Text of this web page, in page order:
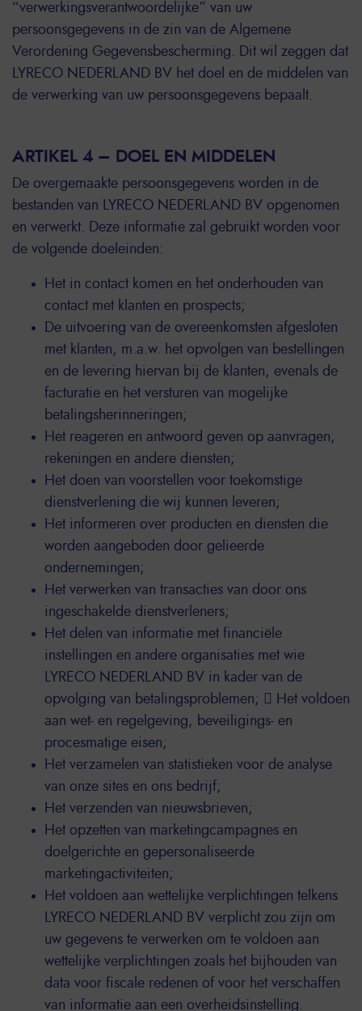
“verwerkingsverantwoordelijke” van uw
persoonsgegevens in de zin van de Algemene
Verordening Gegevensbescherming. Dit wil zeggen dat
LYRECO NEDERLAND BV het doel en de middelen van
de verwerking van uw persoonsgegevens bepaalt.
ARTIKEL 4 – DOEL EN MIDDELEN
De overgemaakte persoonsgegevens worden in de
bestanden van LYRECO NEDERLAND BV opgenomen
en verwerkt. Deze informatie zal gebruikt worden voor
de volgende doeleinden:
Het in contact komen en het onderhouden van
contact met klanten en prospects;
De uitvoering van de overeenkomsten afgesloten
met klanten, m.a.w. het opvolgen van bestellingen
en de levering hiervan bij de klanten, evenals de
facturatie en het versturen van mogelijke
betalingsherinneringen;
Het reageren en antwoord geven op aanvragen,
rekeningen en andere diensten;
Het doen van voorstellen voor toekomstige
dienstverlening die wij kunnen leveren;
Het informeren over producten en diensten die
worden aangeboden door gelieerde
ondernemingen;
Het verwerken van transacties van door ons
ingeschakelde dienstverleners;
Het delen van informatie met financiële
instellingen en andere organisaties met wie
LYRECO NEDERLAND BV in kader van de
opvolging van betalingsproblemen;  Het voldoen
aan wet- en regelgeving, beveiligings- en
procesmatige eisen;
Het verzamelen van statistieken voor de analyse
van onze sites en ons bedrijf;
Het verzenden van nieuwsbrieven;
Het opzetten van marketingcampagnes en
doelgerichte en gepersonaliseerde
marketingactiviteiten;
Het voldoen aan wettelijke verplichtingen telkens
LYRECO NEDERLAND BV verplicht zou zijn om
uw gegevens te verwerken om te voldoen aan
wettelijke verplichtingen zoals het bijhouden van
data voor fiscale redenen of voor het verschaffen
van informatie aan een overheidsinstelling.